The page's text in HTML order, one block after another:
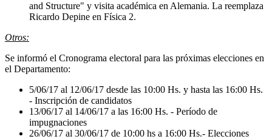
and Structure" y visita académica en Alemania. La reemplaza
Ricardo Depine en Física 2.
Otros:
Se informó el Cronograma electoral para las próximas elecciones en
el Departamento:
5/06/17 al 12/06/17 desde las 10:00 Hs. y hasta las 16:00 Hs.
- Inscripción de candidatos
13/06/17 al 14/06/17 a las 16:00 Hs. - Período de
impugnaciones
26/06/17 al 30/06/17 de 10:00 hs a 16:00 Hs.- Elecciones